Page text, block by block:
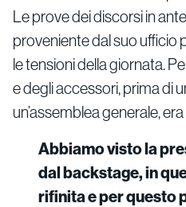
Le prove dei discorsi in
proveniente dal suo ufficio
le tensioni della giornata.
e degli accessori, prima di
un’assemblea generale,
Abbiamo visto la
dal backstage, in
rifinita e per questo